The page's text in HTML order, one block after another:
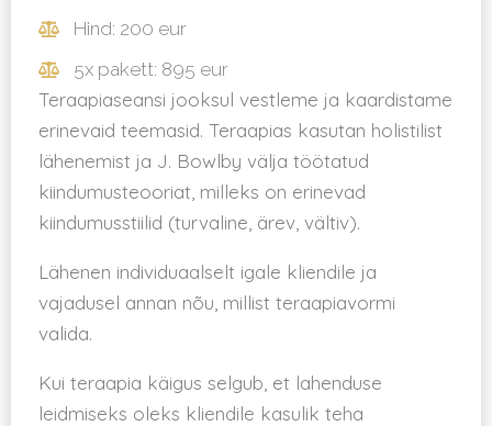
Hind: 200 eur
5x pakett: 895 eur
Teraapiaseansi jooksul vestleme ja kaardistame
erinevaid teemasid. Teraapias kasutan holistilist
lähenemist ja J. Bowlby välja töötatud
kiindumusteooriat, milleks on erinevad
kiindumusstiilid (turvaline, ärev, vältiv).
Lähenen individuaalselt igale kliendile ja
vajadusel annan nõu, millist teraapiavormi
valida.
Kui teraapia käigus selgub, et lahenduse
leidmiseks oleks kliendile kasulik teha